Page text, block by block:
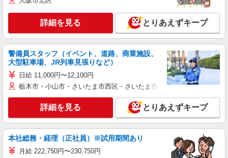
詳細を見る とりあえずキープ
警備員スタッフ（イベント、道路、商業施設、
大型駐車場、JR列車見張りなど）
日給 11,000円〜12,100円
栃木市・小山市・さいたま市西区・さいたま市岩槻区・久喜市・蓮田
詳細を見る とりあえずキープ
本社総務・経理（正社員）※試用期間あり
月給 222,750円〜230,750円